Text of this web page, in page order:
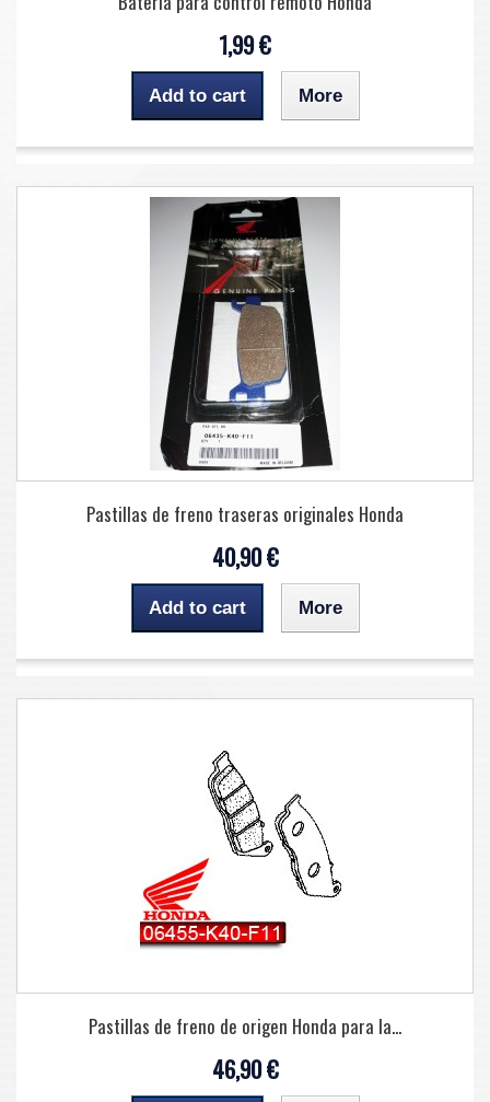
1,99 €
Add to cart More
Pastillas de freno traseras originales Honda
40,90 €
Add to cart More
Pastillas de freno de origen Honda para la...
46,90 €